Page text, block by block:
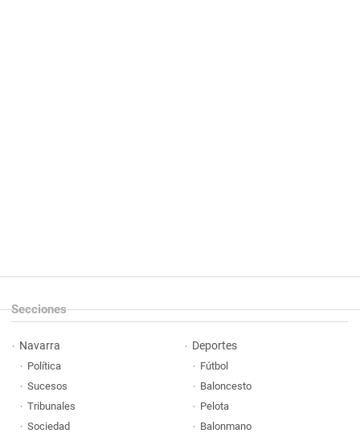
Secciones
Navarra
Política
Sucesos
Tribunales
Sociedad
Deportes
Fútbol
Baloncesto
Pelota
Balonmano